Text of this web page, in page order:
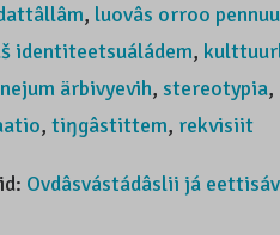
, luovâs orroo
identiteetsuáládem,
ärbivyevih, stereotypia,
, tiŋgâstittem, rekvisiit
Ovdâsvástádâslii já